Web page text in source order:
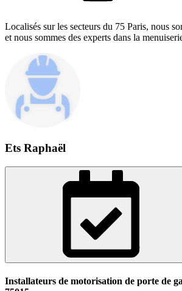
Localisés sur les secteurs du 75 Paris, nous
et nous sommes des experts dans la
Ets Raphaël
Installateurs de motorisation de porte de